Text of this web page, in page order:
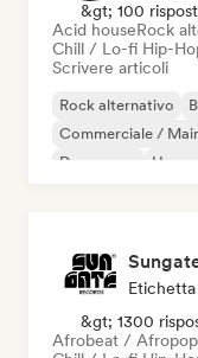
&gt; 100
Acid houseRock
Chill / Lo-fi Hip-
Scrivere articoli
Rock alternativo
Commerciale /
Dream pop
House
Etichetta
&gt; 1300
Afrobeat / Afropop